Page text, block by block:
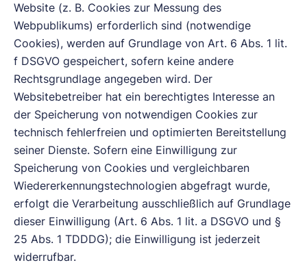
Website (z. B. Cookies zur Messung des
Webpublikums) erforderlich sind (notwendige
Cookies), werden auf Grundlage von Art. 6 Abs. 1 lit.
f DSGVO gespeichert, sofern keine andere
Rechtsgrundlage angegeben wird. Der
Websitebetreiber hat ein berechtigtes Interesse an
der Speicherung von notwendigen Cookies zur
technisch fehlerfreien und optimierten Bereitstellung
seiner Dienste. Sofern eine Einwilligung zur
Speicherung von Cookies und vergleichbaren
Wiedererkennungstechnologien abgefragt wurde,
erfolgt die Verarbeitung ausschließlich auf Grundlage
dieser Einwilligung (Art. 6 Abs. 1 lit. a DSGVO und §
25 Abs. 1 TDDDG); die Einwilligung ist jederzeit
widerrufbar.